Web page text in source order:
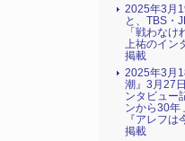
2025年3月
と、TBS・
「戦わなけ
上祐のイン
掲載
2025年3月
潮』3月27
ンタビュー
ンから30年
『アレフ
掲載